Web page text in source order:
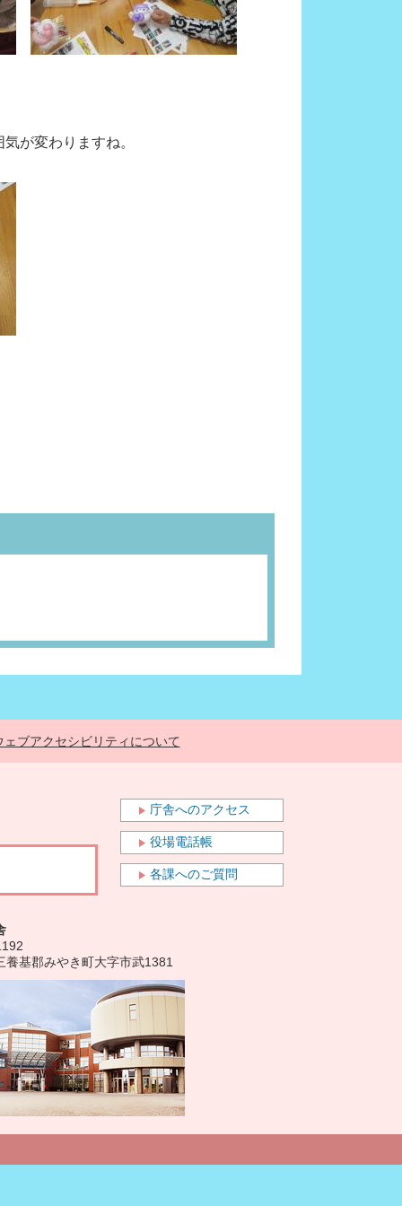
が変わりますね。
ェブアクセシビリティについて
庁舎へのアクセス
役場電話帳
各課へのご質問
養基郡みやき町大字市武1381